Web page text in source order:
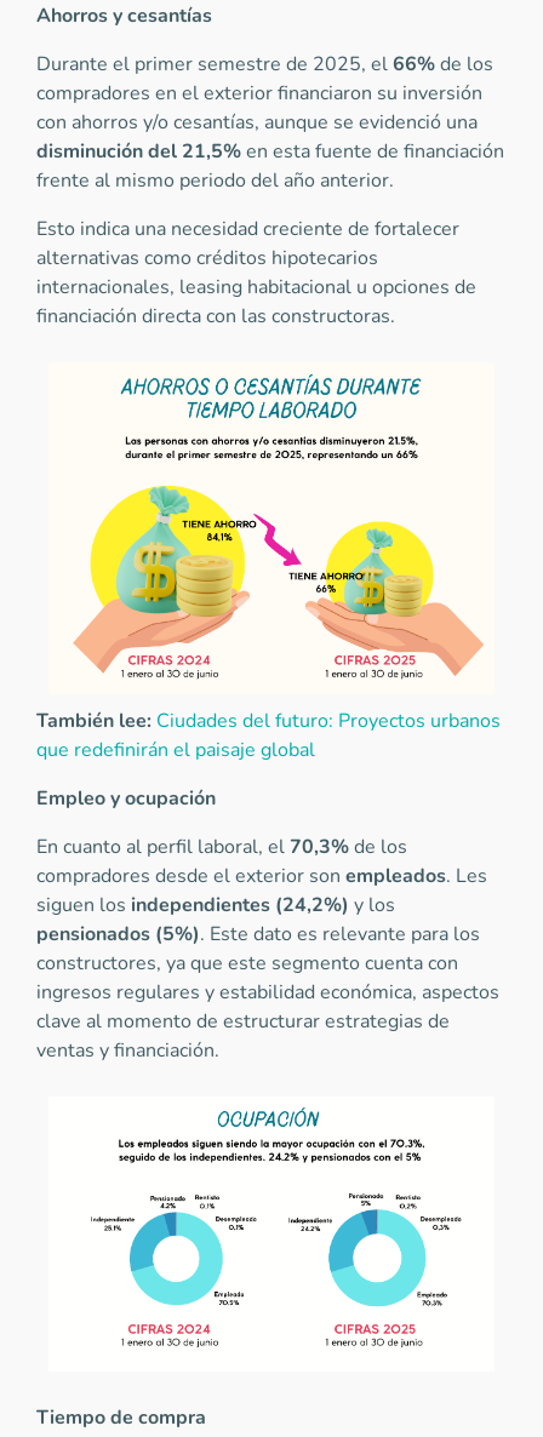
Ahorros y cesantías
Durante el primer semestre de 2025, el66%de los
compradores en el exterior financiaron su inversión
con ahorros y/o cesantías, aunque se evidenció una
disminución del 21,5%en esta fuente de financiación
frente al mismo periodo del año anterior.
Esto indica una necesidad creciente de fortalecer
alternativas como créditos hipotecarios
internacionales, leasing habitacional u opciones de
financiación directa con las constructoras.
También lee: Ciudades del futuro: Proyectos urbanos
que redefinirán el paisaje global
Empleo y ocupación
En cuanto al perfil laboral, el70,3%de los
compradores desde el exterior son empleados. Les
siguen los independientes (24,2%) y los
pensionados (5%). Este dato es relevante para los
constructores, ya que este segmento cuenta con
ingresos regulares y estabilidad económica, aspectos
clave al momento de estructurar estrategias de
ventas y financiación.
Tiempo de compra